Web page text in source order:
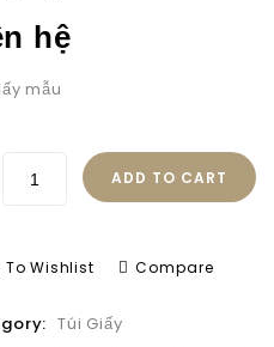
hệ
mẫu
ADD TO CART
To Wishlist Compare
Túi Giấy